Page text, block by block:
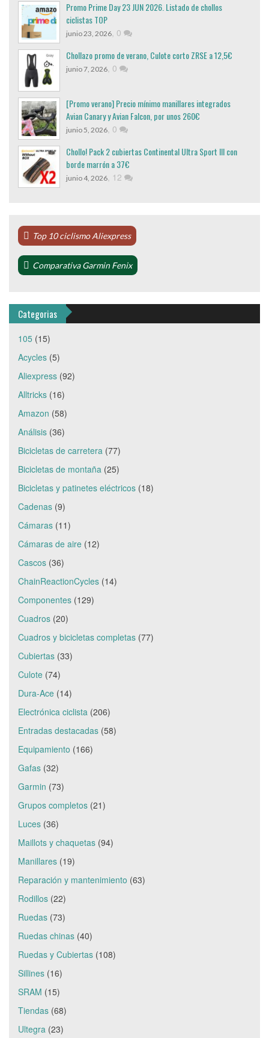
Promo Prime Day 23 JUN 2026. Listado de chollos
ciclistas TOP
junio 23, 2026, 0
Chollazo promo de verano, Culote corto ZRSE a 12,5€
junio 7, 2026, 0
[Promo verano] Precio mínimo manillares integrados
Avian Canary y Avian Falcon, por unos 260€
junio 5, 2026, 0
Chollo! Pack 2 cubiertas Continental Ultra Sport III con
borde marrón a 37€
junio 4, 2026, 12
Top 10 ciclismo Aliexpress
Comparativa Garmin Fenix
Categorias
105 (15)
Acycles (5)
Aliexpress (92)
Alltricks (16)
Amazon (58)
Análisis (36)
Bicicletas de carretera (77)
Bicicletas de montaña (25)
Bicicletas y patinetes eléctricos (18)
Cadenas (9)
Cámaras (11)
Cámaras de aire (12)
Cascos (36)
ChainReactionCycles (14)
Componentes (129)
Cuadros (20)
Cuadros y bicicletas completas (77)
Cubiertas (33)
Culote (74)
Dura-Ace (14)
Electrónica ciclista (206)
Entradas destacadas (58)
Equipamiento (166)
Gafas (32)
Garmin (73)
Grupos completos (21)
Luces (36)
Maillots y chaquetas (94)
Manillares (19)
Reparación y mantenimiento (63)
Rodillos (22)
Ruedas (73)
Ruedas chinas (40)
Ruedas y Cubiertas (108)
Sillines (16)
SRAM (15)
Tiendas (68)
Ultegra (23)